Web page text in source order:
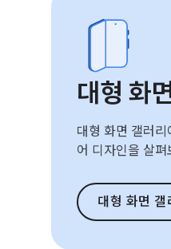
대형 화
대형 화면 갤러리
어 디자인을 살펴
대형 화면 갤